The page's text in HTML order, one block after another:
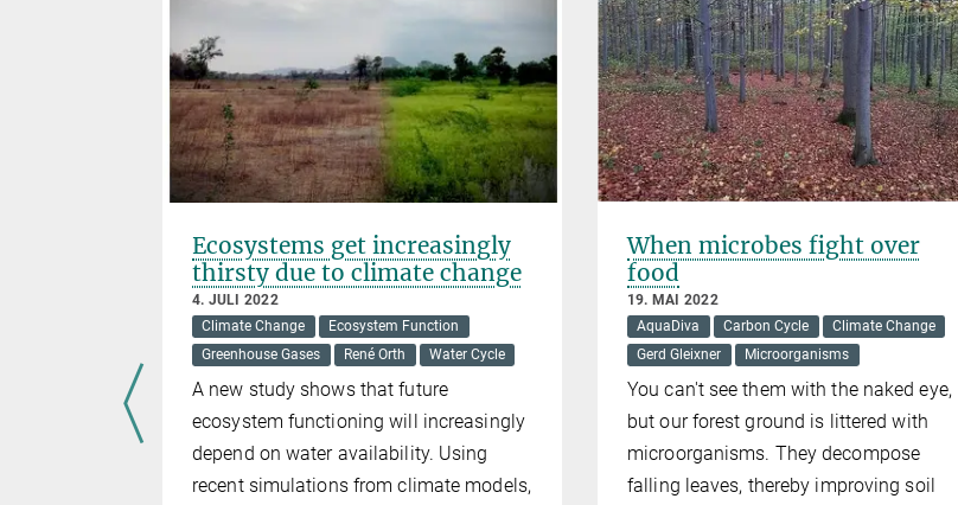
Ecosystems get increasingly
thirsty due to climate change
4. JULI 2022
Climate Change
Ecosystem Function
Greenhouse Gases
René Orth Water Cycle
A new study shows that future
ecosystem functioning will increasingly
depend on water availability. Using
recent simulations from climate models,
When microbes fight over
food
19. MAI 2022
AquaDiva
Carbon Cycle
Climate Change
Gerd Gleixner
Microorganisms
You can't see them with the naked eye,
but our forest ground is littered with
microorganisms. They decompose
falling leaves, thereby improving soil